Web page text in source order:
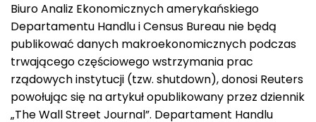
Biuro Analiz Ekonomicznych amerykańskiego
Departamentu Handlu i Census Bureau nie będą
publikować danych makroekonomicznych podczas
trwającego częściowego wstrzymania prac
rządowych instytucji (tzw. shutdown), donosi Reuters
powołując się na artykuł opublikowany przez dziennik
„The Wall Street Journal”. Departament Handlu